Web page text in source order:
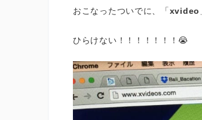
おこなったついでに、「xvideo
ひらけない！！！！！！！😭